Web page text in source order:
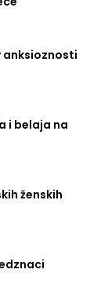
anksioznosti
i belaja na
ženskih